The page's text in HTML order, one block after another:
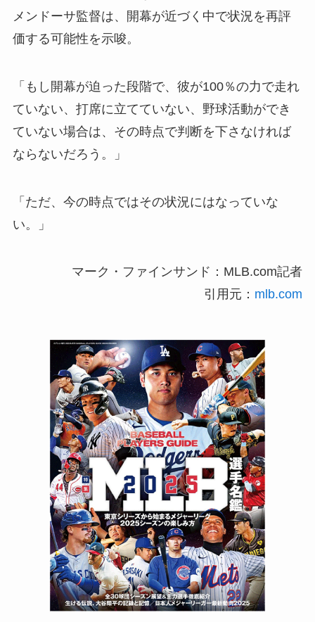
メンドーサ監督は、開幕が近づく中で状況を再評
価する可能性を示唆。
「もし開幕が迫った段階で、彼が100％の力で走れ
ていない、打席に立てていない、野球活動ができ
ていない場合は、その時点で判断を下さなければ
ならないだろう。」
「ただ、今の時点ではその状況にはなっていな
い。」
マーク・ファインサンド：MLB.com記者
引用元： mlb.com